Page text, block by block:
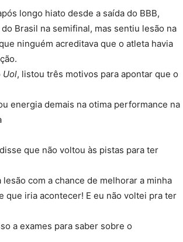
longo hiato desde a saída do BBB,
Brasil na semifinal, mas sentiu lesão na
ninguém acreditava que o atleta havia
Uol, listou três motivos para apontar que o
energia demais na otima performance na
que não voltou às pistas para ter
com a chance de melhorar a minha
que iria acontecer! E eu não voltei pra ter
a exames para saber sobre o